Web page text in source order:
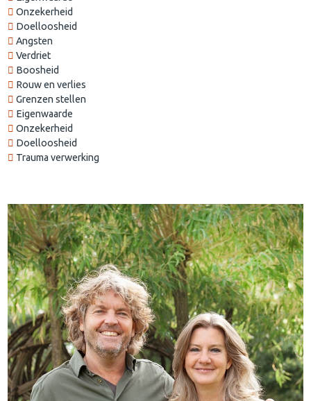
Onzekerheid
Doelloosheid
Angsten
Verdriet
Boosheid
Rouw en verlies
Grenzen stellen
Eigenwaarde
Onzekerheid
Doelloosheid
Trauma verwerking